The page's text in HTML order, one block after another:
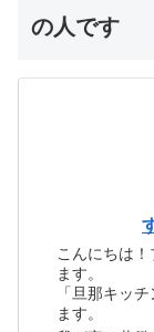
の人です
こんにちは
ます。
「旦那キッ
ます。